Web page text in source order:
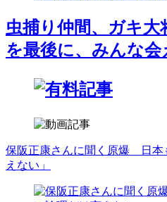
虫捕り仲間、ガキ
を最後に、みんな
保阪正康さんに聞く原爆 日本
えない」